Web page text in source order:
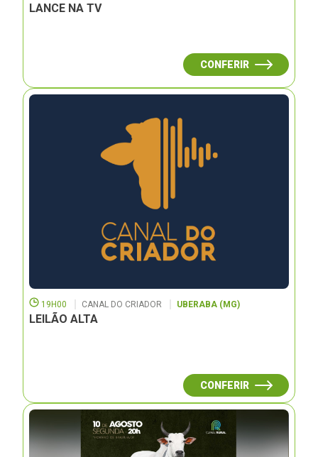
LANCE NA TV
CONFERIR
19H00 CANAL DO CRIADOR UBERABA (MG)
LEILÃO ALTA
CONFERIR